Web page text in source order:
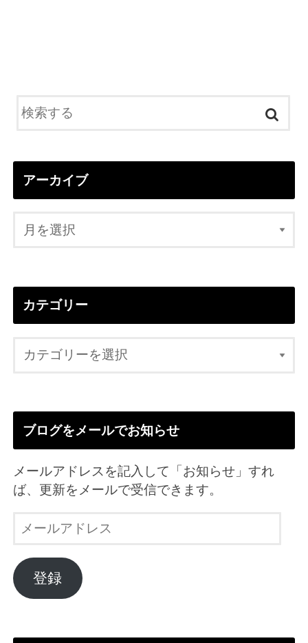
アーカイブ
カテゴリー
ブログをメールでお知らせ
メールアドレスを記入して「お知らせ」すれ
ば、更新をメールで受信できます。
ル
ア
ド
登録